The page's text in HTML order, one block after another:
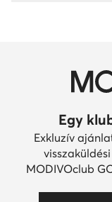
Egy
Exkluzív
MODIVOclub